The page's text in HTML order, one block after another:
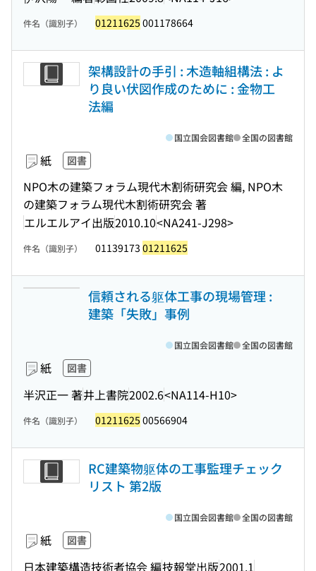
件名（識別子） 01211625 001178664
架構設計の手引 : 木造軸組構法 : よ
り良い伏図作成のために : 金物工
法編
紙 図書
NPO木の建築フォラム現代木割術研究会 編, NPO木
の建築フォラム現代木割術研究会 著
エルエルアイ出版2010.10<NA241-J298>
国立国会図書館 全国の図書館
件名（識別子） 01139173 01211625
信頼される躯体工事の現場管理 :
建築「失敗」事例
紙 図書
半沢正一 著井上書院2002.6<NA114-H10>
国立国会図書館 全国の図書館
件名（識別子） 01211625 00566904
RC建築物躯体の工事監理チェック
リスト 第2版
紙 図書
日本建築構造技術者協会 編技報堂出版2001.1
国立国会図書館 全国の図書館